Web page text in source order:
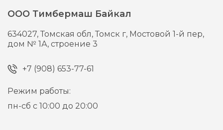
ООО Тимбермаш Байкал
634027,Томская обл, Томск г, Мостовой 1-й пер,
дом № 1А, строение 3
+7 (908) 653-77-61
Режим работы:
пн-сб с 10:00 до 20:00